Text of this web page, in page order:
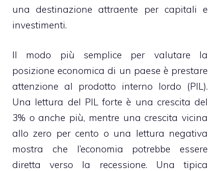
una destinazione attraente per capitali e
investimenti.
Il modo più semplice per valutare la
posizione economica di un paese è prestare
attenzione al prodotto interno lordo (PIL).
Una lettura del PIL forte è una crescita del
3% o anche più, mentre una crescita vicina
allo zero per cento o una lettura negativa
mostra che l’economia potrebbe essere
diretta verso la recessione. Una tipica